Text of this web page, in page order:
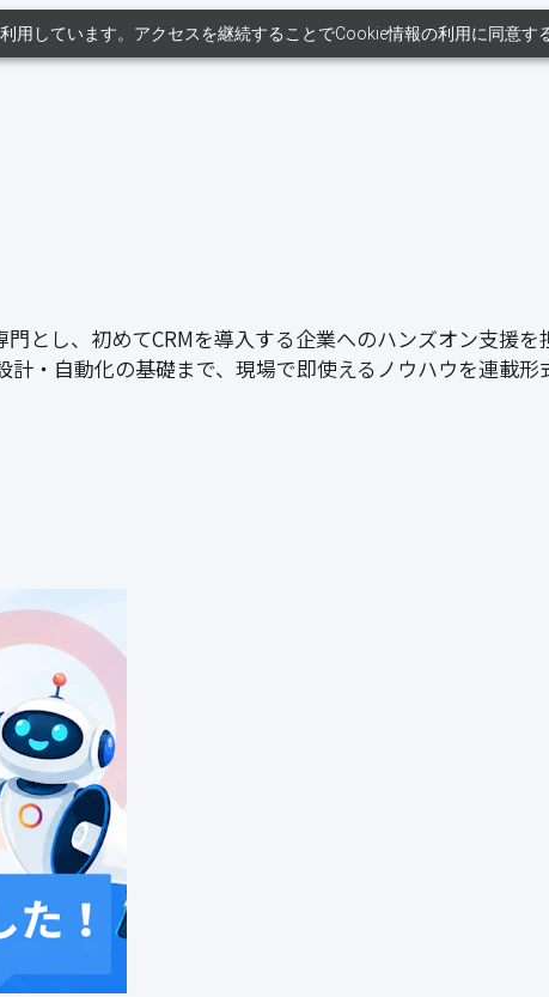
用しています。アクセスを継続することでCookie情報の利用に同意す
とし、初めてCRMを導入する企業へのハンズオン支援
・自動化の基礎まで、現場で即使えるノウハウを連載